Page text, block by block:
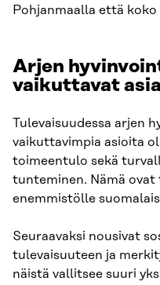
Pohjanmaalla että koko
Arjen
vaikuttavat
Tulevaisuudessa arjen
vaikuttavimpia asioita
toimeentulo sekä
tunteminen. Nämä
enemmistölle
Seuraavaksi nousivat
tulevaisuuteen ja
näistä vallitsee suuri